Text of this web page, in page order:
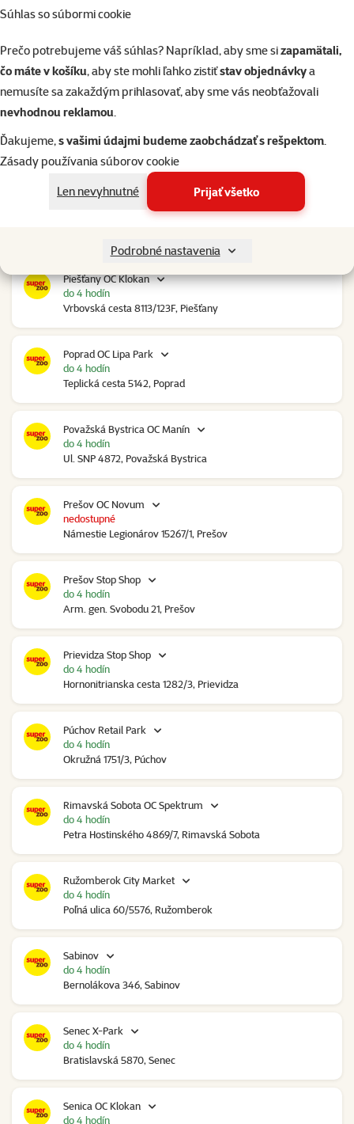
Súhlas so súbormi cookie
Prečo potrebujeme váš súhlas? Napríklad, aby sme sizapamätali,
čo máte v košíku, aby ste mohli ľahko zistiťstav objednávkya
nemusíte sa zakaždým prihlasovať, aby sme vás neobťažovali
nevhodnou reklamou.
Ďakujeme,s vašimi údajmi budeme zaobchádzať s rešpektom.
Zásady používania súborov cookie
Len nevyhnutné
Prijať všetko
Podrobné nastavenia
Bratislavská 35, Nitra
Nové Mesto nad Váhom RGB Javorina
Trenčianska 2740/70, Nové Mesto nad Váhom
do 4 hodín
Nitrianska cesta 109, Nové Zámky
do 4 hodín
Pezinok Bozin Shopping
Piešťany OC Klokan
Vrbovská cesta 8113/123F, Piešťany
do 4 hodín
Poprad OC Lipa Park
Teplická cesta 5142, Poprad
do 4 hodín
Považská Bystrica OC Manín
Ul. SNP 4872, Považská Bystrica
do 4 hodín
Prešov OC Novum
Námestie Legionárov 15267/1, Prešov
nedostupné
Prešov Stop Shop
Arm. gen. Svobodu 21, Prešov
do 4 hodín
Prievidza Stop Shop
Hornonitrianska cesta 1282/3, Prievidza
do 4 hodín
Púchov Retail Park
Okružná 1751/3, Púchov
do 4 hodín
Rimavská Sobota OC Spektrum
Petra Hostinského 4869/7, Rimavská Sobota
do 4 hodín
Ružomberok City Market
Poľná ulica 60/5576, Ružomberok
do 4 hodín
Sabinov
Bernolákova 346, Sabinov
do 4 hodín
Senec X-Park
Bratislavská 5870, Senec
do 4 hodín
Senica OC Klokan
do 4 hodín